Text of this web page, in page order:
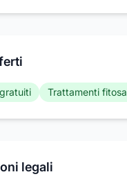
Trattamenti
legali